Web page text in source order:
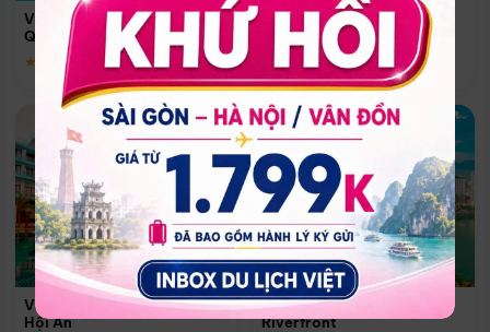
Vinpearl Resort & Spa Phu
Quoc
★ 5.0
Quoc
Phú Quốc
★ 5.0
Vinpearl Resort & Golf Nam
Hội An
Melia Vinpearl Danang
Riverfront